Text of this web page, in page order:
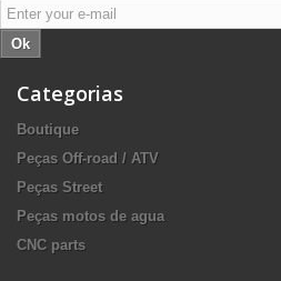
Ok
Categorias
Boutique
Peças Off-road / ATV
Peças Street
Peças motos de agua
CNC parts